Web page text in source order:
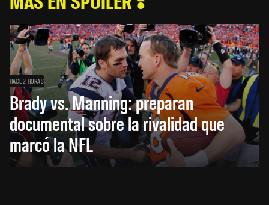
HACE 2 HORAS
Brady vs. Manning: preparan
documental sobre la rivalidad que
marcó la NFL